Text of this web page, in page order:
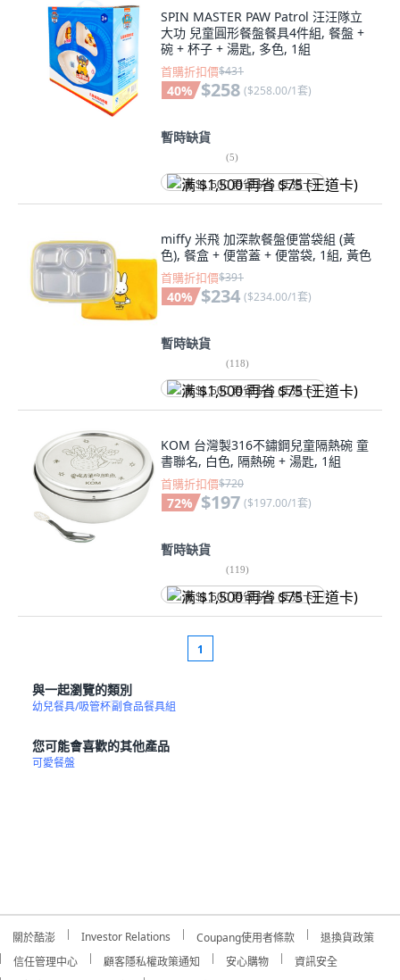
SPIN MASTER PAW Patrol 汪汪隊立
大功 兒童圓形餐盤餐具4件組, 餐盤 +
碗 + 杯子 + 湯匙, 多色, 1組
首購折扣價$431
40% $258 ($258.00/1套)
暫時缺貨
(5)
满 $1,500 再省 $75 (王道卡)
miffy 米飛 加深款餐盤便當袋組 (黃
色), 餐盒 + 便當蓋 + 便當袋, 1組, 黃色
首購折扣價$391
40% $234 ($234.00/1套)
暫時缺貨
(118)
满 $1,500 再省 $75 (王道卡)
KOM 台灣製316不鏽鋼兒童隔熱碗 童
書聯名, 白色, 隔熱碗 + 湯匙, 1組
首購折扣價$720
72% $197 ($197.00/1套)
暫時缺貨
(119)
满 $1,500 再省 $75 (王道卡)
1
與一起瀏覽的類別
幼兒餐具/吸管杯副食品餐具組
您可能會喜歡的其他產品
可愛餐盤
關於酷澎 Investor Relations Coupang使用者條款
退換貨政策
信任管理中心
顧客隱私權政策通知 安心購物
資訊安全